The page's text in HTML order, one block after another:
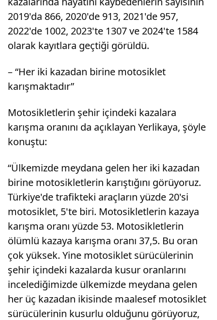
2019'da 866, 2020'de 913, 2021'de 957,
2022'de 1002, 2023'te 1307 ve 2024'te 1584
olarak kayıtlara geçtiği görüldü.
– “Her iki kazadan birine motosiklet
karışmaktadır”
Motosikletlerin şehir içindeki kazalara
karışma oranını da açıklayan Yerlikaya, şöyle
konuştu:
“Ülkemizde meydana gelen her iki kazadan
birine motosikletlerin karıştığını görüyoruz.
Türkiye'de trafikteki araçların yüzde 20'si
motosiklet, 5'te biri. Motosikletlerin kazaya
karışma oranı yüzde 53. Motosikletlerin
ölümlü kazaya karışma oranı 37,5. Bu oran
çok yüksek. Yine motosiklet sürücülerinin
şehir içindeki kazalarda kusur oranlarını
incelediğimizde ülkemizde meydana gelen
her üç kazadan ikisinde maalesef motosiklet
sürücülerinin kusurlu olduğunu görüyoruz,